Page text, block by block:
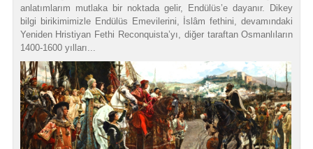
anlatımlarım mutlaka bir noktada gelir, Endülüs’e dayanır. Dikey
bilgi birikimimizle Endülüs Emevilerini, İslâm fethini, devamındaki
Yeniden Hristiyan Fethi Reconquista’yı, diğer taraftan Osmanlıların
1400-1600 yılları...